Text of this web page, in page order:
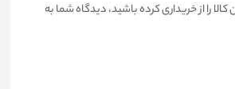
را از خریداری کرده باشید، دیدگاه شما به